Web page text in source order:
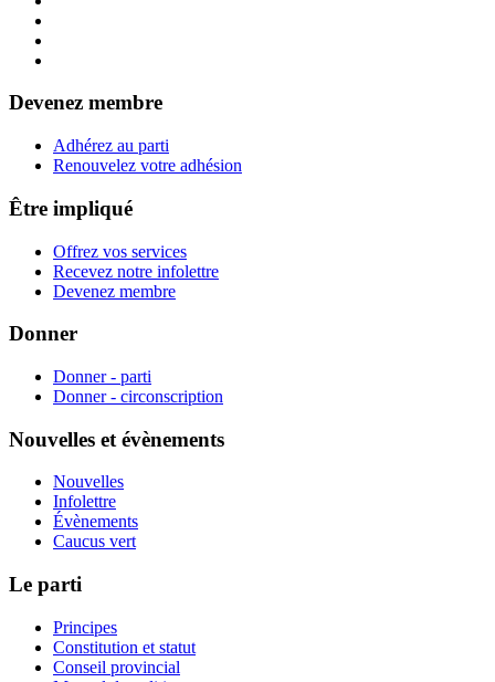
Devenez membre
Adhérez au parti
Renouvelez votre adhésion
Être impliqué
Offrez vos services
Recevez notre infolettre
Devenez membre
Donner
Donner - parti
Donner - circonscription
Nouvelles et évènements
Nouvelles
Infolettre
Évènements
Caucus vert
Le parti
Principes
Constitution et statut
Conseil provincial